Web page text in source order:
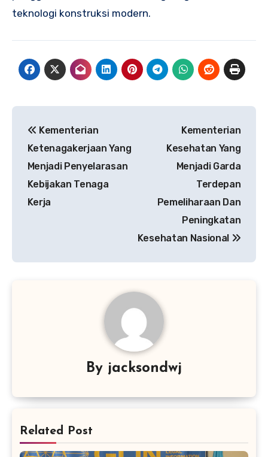
teknologi konstruksi modern.
pos
Kementerian
Ketenagakerjaan Yang
Menjadi Penyelarasan
Kebijakan Tenaga
Kerja
Kementerian
Kesehatan Yang
Menjadi Garda
Terdepan
Pemeliharaan Dan
Peningkatan
Kesehatan Nasional
By jacksondwj
Related Post